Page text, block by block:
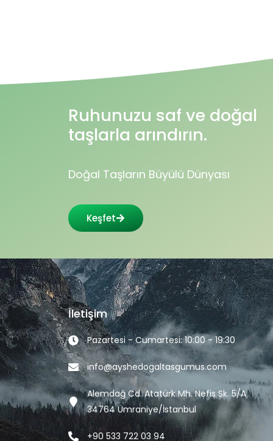
Ruhunuzu saf ve doğal
taşlarla arındırın.
Doğal Taşların Büyülü Dünyası
Keşfet
İletişim
Pazartesi - Cumartesi: 10:00 - 19:30
info@ayshedogaltasgumus.com
Alemdağ Cd. Atatürk Mh. Nefis Sk. 5/A
34764 Ümraniye/İstanbul
+90 533 722 03 94